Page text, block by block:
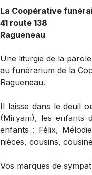
La Coopérative
41 route 138
Ragueneau
Une liturgie de la
au funérarium de la
Ragueneau.
Il laisse dans le deuil
(Miryam), les enfants
enfants : Félix,
nièces, cousins,
Vos marques de